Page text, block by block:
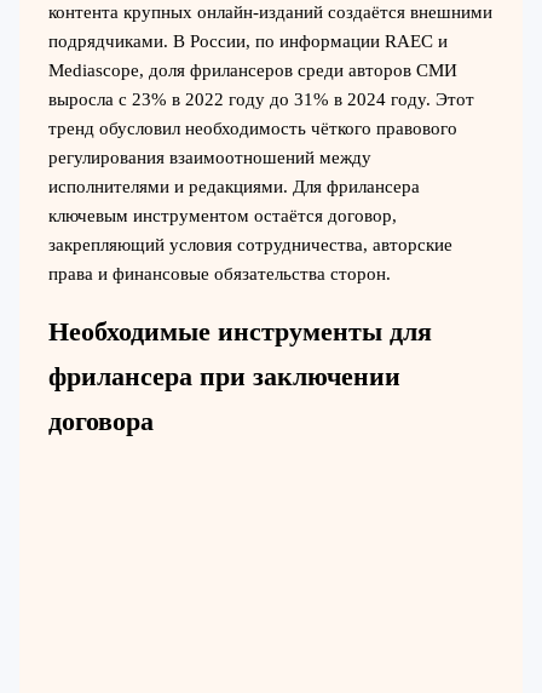
контента крупных онлайн-изданий создаётся внешними
подрядчиками. В России, по информации RAEC и
Mediascope, доля фрилансеров среди авторов СМИ
выросла с 23% в 2022 году до 31% в 2024 году. Этот
тренд обусловил необходимость чёткого правового
регулирования взаимоотношений между
исполнителями и редакциями. Для фрилансера
ключевым инструментом остаётся договор,
закрепляющий условия сотрудничества, авторские
права и финансовые обязательства сторон.
Необходимые инструменты для
фрилансера при заключении
договора